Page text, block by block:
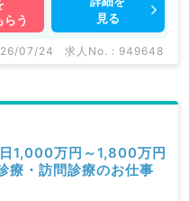
らう
見る
07/24 求人No. : 949648
1,000万円～1,800万円
療・訪問診療のお仕事